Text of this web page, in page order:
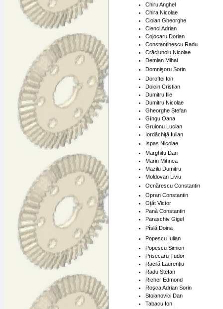
Chiru Anghel
Chira Nicolae
Ciolan Gheorghe
Clenci Adrian
Cojocaru Dorian
Constantinescu Radu
Crăciunoiu Nicolae
Demian Mihai
Domnişoru Sorin
Doroftei Ion
Doicin Cristian
Dumitru Ilie
Dumitru Nicolae
Gheorghe Ștefan
Gîngu Oana
Gruionu Lucian
Iordăchiţă Iulian
Ispas Nicolae
Marghitu Dan
Marin Mihnea
Mazilu Dumitru
Moldovan Liviu
Ocnărescu Constantin
Opran Constantin
Oţăt Victor
Pană Constantin
Paraschiv Gigel
Pîslă Doina
Popescu Iulian
Popescu Simion
Prisecaru Tudor
Racilă Laurenţiu
Radu Ştefan
Richer Edmond
Roşca Adrian Sorin
Stoianovici Dan
Tabacu Ion